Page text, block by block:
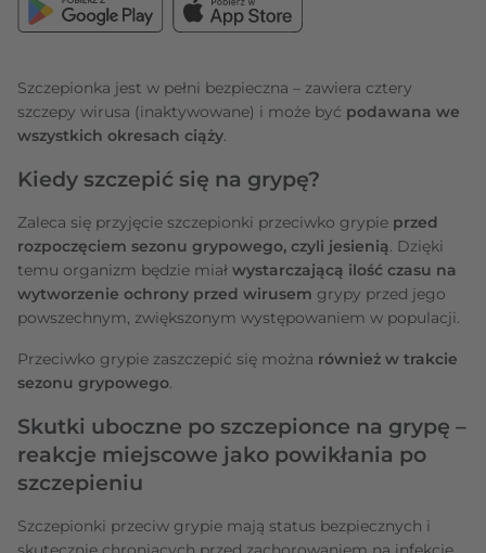
Szczepionka jest w pełni bezpieczna – zawiera cztery
szczepy wirusa (inaktywowane) i może być podawana we
wszystkich okresach ciąży.
Kiedy szczepić się na grypę?
Zaleca się przyjęcie szczepionki przeciwko grypie przed
rozpoczęciem sezonu grypowego, czyli jesienią. Dzięki
temu organizm będzie miał wystarczającą ilość czasu na
wytworzenie ochrony przed wirusem grypy przed jego
powszechnym, zwiększonym występowaniem w populacji.
Przeciwko grypie zaszczepić się można również w trakcie
sezonu grypowego.
Skutki uboczne po szczepionce na grypę –
reakcje miejscowe jako powikłania po
szczepieniu
Szczepionki przeciw grypie mają status bezpiecznych i